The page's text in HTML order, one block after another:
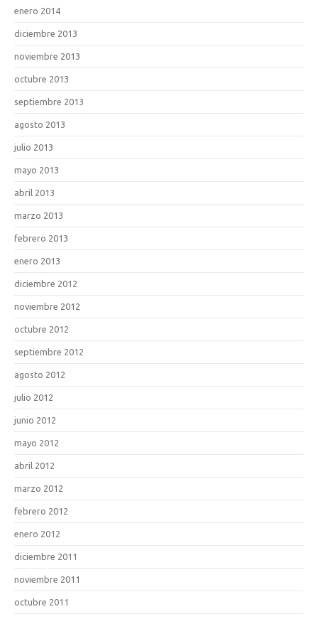
enero 2014
diciembre 2013
noviembre 2013
octubre 2013
septiembre 2013
agosto 2013
julio 2013
mayo 2013
abril 2013
marzo 2013
febrero 2013
enero 2013
diciembre 2012
noviembre 2012
octubre 2012
septiembre 2012
agosto 2012
julio 2012
junio 2012
mayo 2012
abril 2012
marzo 2012
febrero 2012
enero 2012
diciembre 2011
noviembre 2011
octubre 2011